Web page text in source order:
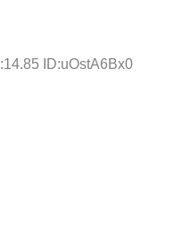
ID:uOstA6Bx0